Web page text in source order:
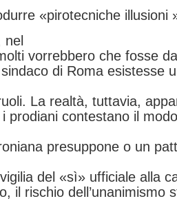
«pirotecniche illusioni
nel
vorrebbero che fosse
di Roma esistesse
La realtà, tuttavia,
prodiani contestano il
presuppone o un
del «sì» ufficiale alla
il rischio dell’unanimismo